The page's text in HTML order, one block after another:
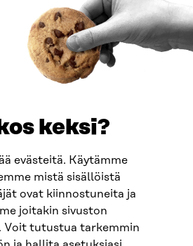
keksi?
evästeitä. Käytämme
mistä sisällöistä
ovat kiinnostuneita ja
joitakin sivuston
Voit tutustua tarkemmin